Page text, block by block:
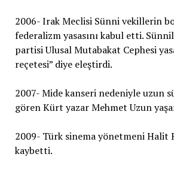
2006- Irak Meclisi Sünni vekillerin
federalizm yasasını kabul etti.
partisi Ulusal Mutabakat Cephesi
reçetesi” diye eleştirdi.
2007- Mide kanseri nedeniyle uzun
gören Kürt yazar Mehmet Uzun
2009- Türk sinema yönetmeni Halit
kaybetti.